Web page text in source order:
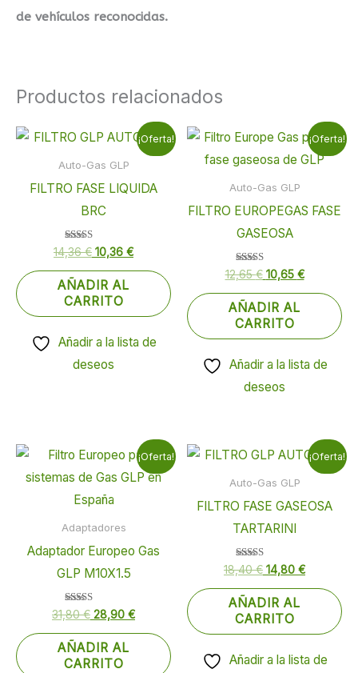
de vehículos reconocidas.
Productos relacionados
¡Oferta!
Auto-Gas GLP
FILTRO FASE LIQUIDA
BRC
Valorado
con
4.00
de 5
14,36€
El
original
14,36 €.
10,36 €
El
precio
10,36 €.
AÑADIR AL
CARRITO
Añadir a la lista de
deseos
¡Oferta!
Auto-Gas GLP
FILTRO EUROPEGAS FASE
GASEOSA
Valorado
con
4.00
de 5
12,65€
El
original
12,65 €.
10,65 €
El
precio
actual
AÑADIR AL
CARRITO
Añadir a la lista de
deseos
¡Oferta!
Adaptadores
Adaptador Europeo Gas
GLP M10X1.5
Valorado
con
5.00
de 5
31,80€
El
precio
original
era:
31,80 €.
28,90 €
El
precio
actual
AÑADIR AL
CARRITO
¡Oferta!
Auto-Gas GLP
FILTRO FASE GASEOSA
TARTARINI
Valorado
con
5.00
de 5
18,40€
El
original
18,40 €.
14,80 €
El
precio
14,80 €.
AÑADIR AL
CARRITO
Añadir a la lista de